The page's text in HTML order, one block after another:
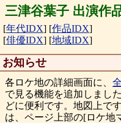
三津谷葉子 出演作
[年代IDX] [作品IDX]
[俳優IDX] [地域IDX]
お知らせ
各ロケ地の詳細画面に、
で見る機能を追加しまし
どに便利です。地図上で
は、ページ上部の[ロケ地